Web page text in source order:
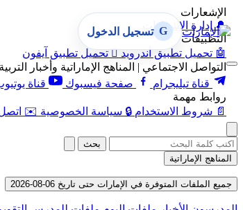
الإشعارات
🔔 إدارة الإشعارات
التطبيقات
🤖 تحميل تطبيق أندرويد  تحميل تطبيق آيفون
التواصل الاجتماعي | المناهج الإماراتية وأخبار التربية
قناة تيليجرام
صفحة فيسبوك قناة
روابط مهمة
📄 شروط الاستخدام 🔒 سياسة الخصوصية ✉️
G تسجيل الدخول
بحث
المناهج الإماراتية
جميع الملفات المتوفرة في الإمارات حتى تاريخ 06-08-2026